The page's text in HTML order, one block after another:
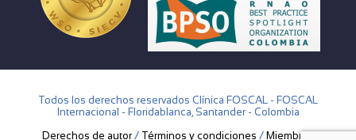
Todos los derechos reservados Clínica FOSCAL - FOSCAL
Internacional - Floridablanca, Santander - Colombia
Derechos de autor / Términos y condiciones / Miembros